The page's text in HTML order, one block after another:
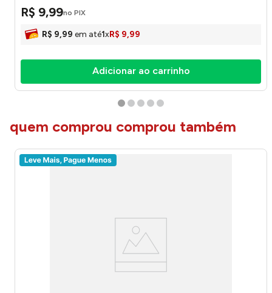
R$ 9,99no PIX
R$ 9,99 em até1xR$ 9,99
Adicionar ao carrinho
quem comprou comprou também